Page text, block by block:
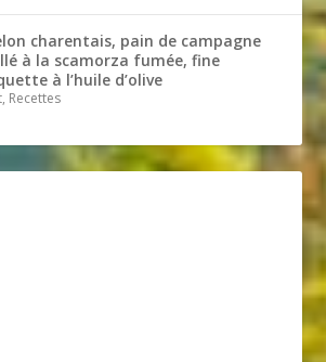
charentais, pain de campagne
à la scamorza fumée, fine
à l’huile d’olive
Recettes